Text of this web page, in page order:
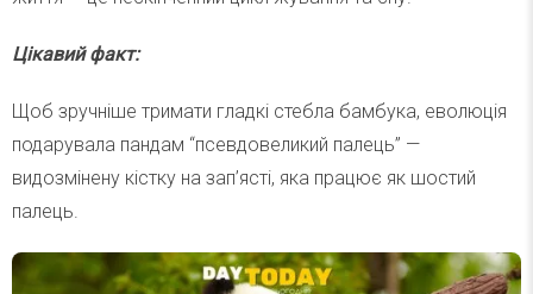
Цікавий факт:
Щоб зручніше тримати гладкі стебла бамбука, еволюція
подарувала пандам “псевдовеликий палець” —
видозмінену кістку на зап’ясті, яка працює як шостий
палець.